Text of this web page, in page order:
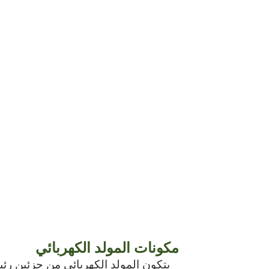
مكونات المولد الكهربائي
يتكون المولد الكهربائي من جزئين